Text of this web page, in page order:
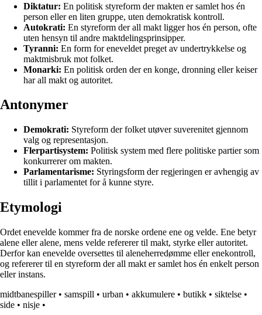
Diktatur: En politisk styreform der makten er samlet hos én
person eller en liten gruppe, uten demokratisk kontroll.
Autokrati: En styreform der all makt ligger hos én person, ofte
uten hensyn til andre maktdelingsprinsipper.
Tyranni: En form for eneveldet preget av undertrykkelse og
maktmisbruk mot folket.
Monarki: En politisk orden der en konge, dronning eller keiser
har all makt og autoritet.
Antonymer
Demokrati: Styreform der folket utøver suverenitet gjennom
valg og representasjon.
Flerpartisystem: Politisk system med flere politiske partier som
konkurrerer om makten.
Parlamentarisme: Styringsform der regjeringen er avhengig av
tillit i parlamentet for å kunne styre.
Etymologi
Ordet enevelde kommer fra de norske ordene ene og velde. Ene betyr
alene eller alene, mens velde refererer til makt, styrke eller autoritet.
Derfor kan enevelde oversettes til aleneherredømme eller enekontroll,
og refererer til en styreform der all makt er samlet hos én enkelt person
eller instans.
midtbanespiller• samspill • urban • akkumulere • butikk • siktelse •
side • nisje •